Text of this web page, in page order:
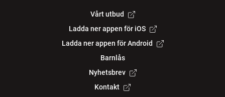
Vårt utbud
Ladda ner appen för iOS
Ladda ner appen för Android
Barnlås
Nyhetsbrev
Kontakt